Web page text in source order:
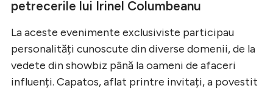
petrecerile lui Irinel Columbeanu
La aceste evenimente exclusiviste participau
personalități cunoscute din diverse domenii, de la
vedete din showbiz până la oameni de afaceri
influenți. Capatos, aflat printre invitați, a povestit